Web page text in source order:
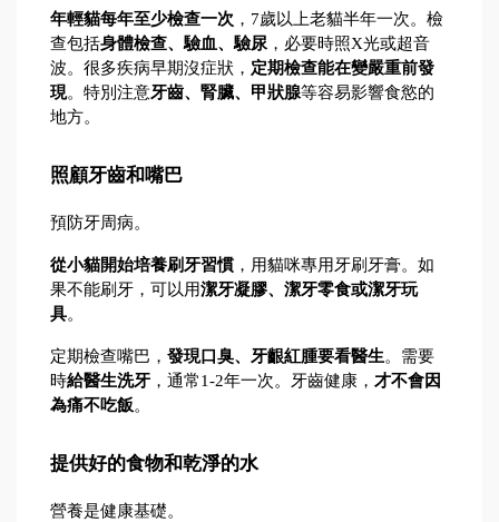
年輕貓每年至少檢查一次 ，7歲以上老貓半年一次。檢
查包括身體檢查、驗血、驗尿 ，必要時照X光或超音
波。很多疾病早期沒症狀， 定期檢查能在變嚴重前發
現。特別注意牙齒、腎臟、甲狀腺等容易影響食慾的
地方。
照顧牙齒和嘴巴
預防牙周病。
從小貓開始培養刷牙習慣 ，用貓咪專用牙刷牙膏。如
果不能刷牙，可以用潔牙凝膠、潔牙零食或潔牙玩
具。
定期檢查嘴巴， 發現口臭、牙齦紅腫要看醫生。需要
時給醫生洗牙 ，通常1-2年一次。牙齒健康， 才不會因
為痛不吃飯。
提供好的食物和乾淨的水
營養是健康基礎。